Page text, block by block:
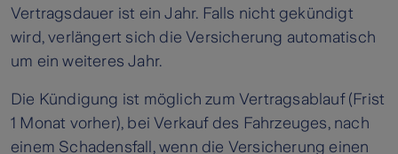
Vertragsdauer ist ein Jahr. Falls nicht gekündigt
wird, verlängert sich die Versicherung automatisch
um ein weiteres Jahr.
Die Kündigung ist möglich zum Vertragsablauf (Frist
1 Monat vorher), bei Verkauf des Fahrzeuges, nach
einem Schadensfall, wenn die Versicherung einen